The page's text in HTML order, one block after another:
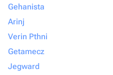
Gehanista
Arinj
Verin Pthni
Getamecz
Jegward